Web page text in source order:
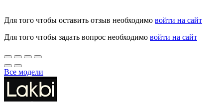
Для того чтобы оставить отзыв необходимо войти на сайт
Для того чтобы задать вопрос необходимо войти на сайт
Все модели